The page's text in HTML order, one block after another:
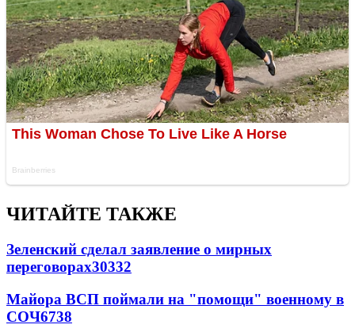
ЧИТАЙТЕ ТАКЖЕ
Зеленский сделал заявление о мирных
переговорах30332
Майора ВСП поймали на "помощи" военному в
СОЧ6738